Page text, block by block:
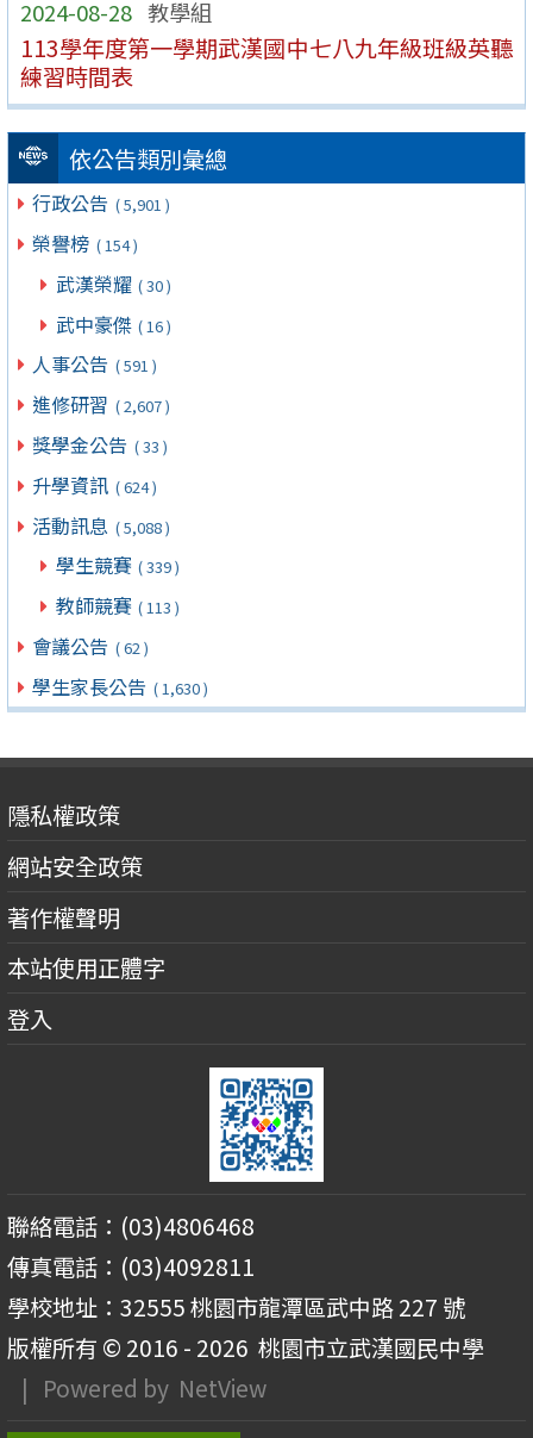
2024-08-28 教學組
113學年度第一學期武漢國中七八九年級班級英聽
練習時間表
依公告類別彙總
行政公告 ( 5,901 )
榮譽榜 ( 154 )
武漢榮耀 ( 30 )
武中豪傑 ( 16 )
人事公告 ( 591 )
進修研習 ( 2,607 )
獎學金公告 ( 33 )
升學資訊 ( 624 )
活動訊息 ( 5,088 )
學生競賽 ( 339 )
教師競賽 ( 113 )
會議公告 ( 62 )
學生家長公告 ( 1,630 )
隱私權政策
網站安全政策
著作權聲明
本站使用正體字
登入
聯絡電話：(03)4806468
傳真電話：(03)4092811
學校地址：32555 桃園市龍潭區武中路 227 號
版權所有 © 2016 - 2026 桃園市立武漢國民中學
| Powered by NetView